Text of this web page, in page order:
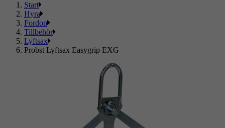
Start
Hyra
Fordon
Tillbehör
Lyftsax
Probst Lyftsax Easygrip EXG